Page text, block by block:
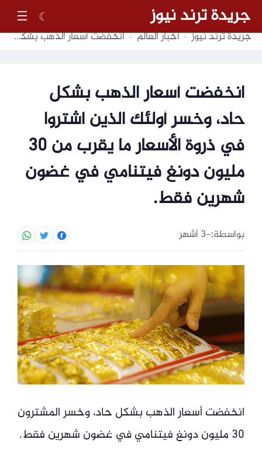
جريدة ترند نيوز ☾
☰
جريدة ترند نيوز » أخبار العالم » انخفضت أسعار الذهب بشكل حاد، وخسر أولئك الذين اشتروا في ذروة الأسعار ما يقرب من 30 مليون دونغ فيتنامي في غضون شهرين فقط.
انخفضت أسعار الذهب بشكل
حاد، وخسر أولئك الذين اشتروا
في ذروة الأسعار ما يقرب من 30
مليون دونغ فيتنامي في غضون
شهرين فقط.
بواسطة:–3 أشهر
انخفضت أسعار الذهب بشكل حاد، وخسر المشترون
30 مليون دونغ فيتنامي في غضون شهرين فقط.